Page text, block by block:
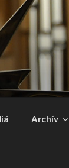
Archív